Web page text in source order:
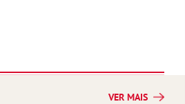
VER MAIS